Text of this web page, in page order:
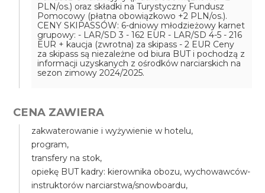
PLN/os.) oraz składki na Turystyczny Fundusz
Pomocowy (płatna obowiązkowo +2 PLN/os.).
CENY SKIPASSÓW: 6-dniowy młodzieżowy karnet
grupowy: - LAR/SD 3 - 162 EUR - LAR/SD 4-5 - 216
EUR + kaucja (zwrotna) za skipass - 2 EUR Ceny
za skipass są niezależne od biura BUT i pochodzą z
informacji uzyskanych z ośrodków narciarskich na
sezon zimowy 2024/2025.
CENA ZAWIERA
zakwaterowanie i wyżywienie w hotelu,
program,
transfery na stok,
opiekę BUT kadry: kierownika obozu, wychowawców-
instruktorów narciarstwa/snowboardu,